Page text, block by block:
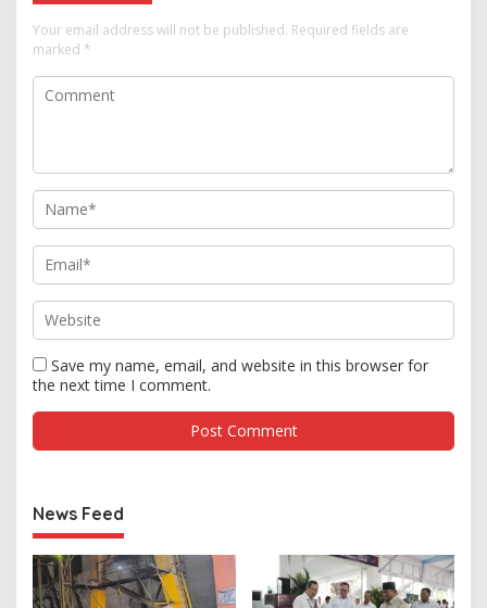
Your email address will not be published. Required fields are
marked *
Save my name, email, and website in this browser for
the next time I comment.
News Feed